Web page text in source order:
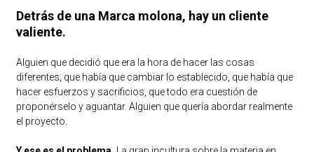
Detrás de una Marca molona, hay un cliente
valiente.
Alguien que decidió que era la hora de hacer las cosas
diferentes, que había que cambiar lo establecido, que había que
hacer esfuerzos y sacrificios, que todo era cuestión de
proponérselo y aguantar. Alguien que quería abordar realmente
el proyecto.